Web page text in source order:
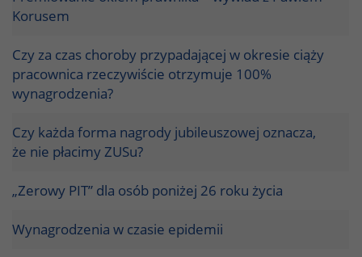
Korusem
Czy za czas choroby przypadającej w okresie ciąży
pracownica rzeczywiście otrzymuje 100%
wynagrodzenia?
Czy każda forma nagrody jubileuszowej oznacza,
że nie płacimy ZUSu?
„Zerowy PIT” dla osób poniżej 26 roku życia
Wynagrodzenia w czasie epidemii